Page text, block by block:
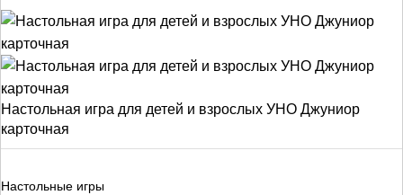
Настольная игра для детей и взрослых УНО Джуниор
карточная
Настольные игры